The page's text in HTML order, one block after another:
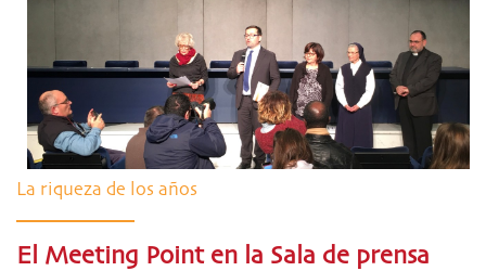
La riqueza de los años
El Meeting Point en la Sala de prensa